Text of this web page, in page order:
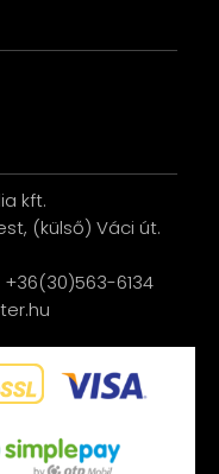
kft.
(külső) Váci út.
6134